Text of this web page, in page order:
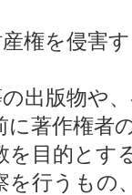
権を侵害
出版物や
著作権者
を目的とす
行うもの